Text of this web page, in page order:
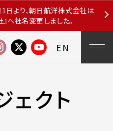
1日より、朝日航洋株式会社は
へ社名変更しました。
EN
ェクト